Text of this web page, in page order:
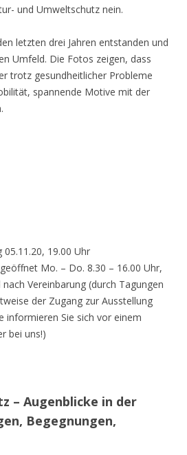
und Umweltschutz nein.
letzten drei Jahren entstanden und
Umfeld. Die Fotos zeigen, dass
trotz gesundheitlicher Probleme
spannende Motive mit der
05.11.20, 19.00 Uhr
Mo. – Do. 8.30 – 16.00 Uhr,
Vereinbarung (durch Tagungen
der Zugang zur Ausstellung
informieren Sie sich vor einem
bei uns!)
– Augenblicke in der
Begegnungen,